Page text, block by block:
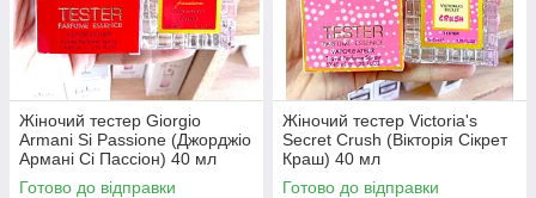
Жіночий тестер Giorgio
Armani Si Passione (Джорджіо
Армані Сі Пассіон) 40 мл
Готово до відправки
Жіночий тестер Victoria's
Secret Crush (Вікторія Сікрет
Краш) 40 мл
Готово до відправки